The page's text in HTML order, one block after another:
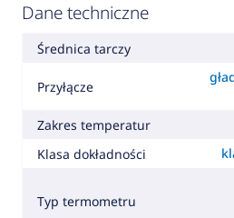
Dane techniczne
Średnica tarczy
Przyłącze
Zakres temperatur
Klasa dokładności
Typ termometru